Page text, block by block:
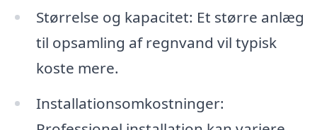
Størrelse og kapacitet: Et større anlæg
til opsamling af regnvand vil typisk
koste mere.
Installationsomkostninger: